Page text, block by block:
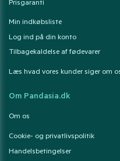
Prisgaranti
Min indkøbsliste
Log ind på din konto
Tilbagekaldelse af fødevarer
Læs hvad vores kunder siger om
Om Pandasia.dk
Om os
Cookie- og privatlivspolitik
Handelsbetingelser